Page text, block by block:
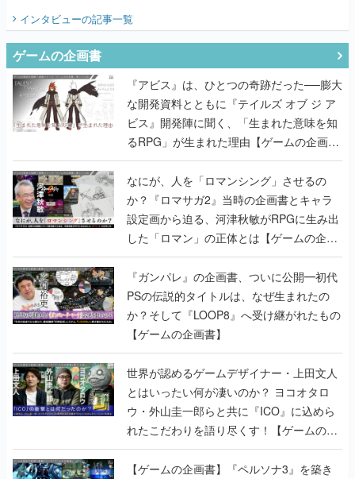
インタビューの記事一覧
ゲームの企画書
『アビス』は、ひとつの奇跡だった──膨大
な開発資料とともに『テイルズ オブ ジ ア
ビス』開発陣に聞く、「生まれた意味を知
るRPG」が生まれた理由【ゲームの企画
書】
なにが、人を「ロマンシング」させるの
か？『ロマサガ2』当時の企画書とキャラ
設定画から迫る、河津秋敏がRPGに生み出
した「ロマン」の正体とは【ゲームの企画
書】
『ガンパレ』の企画書、ついに公開━初代
PSの伝説的タイトルは、なぜ生まれたの
か？そして『LOOP8』へ受け継がれたもの
【ゲームの企画書】
世界が認めるゲームデザイナー・上田文人
とはいったい何が凄いのか？ ヨコオタロ
ウ・外山圭一郎らと共に『ICO』に込めら
れたこだわりを語り尽くす！【ゲームの企
画書】
【ゲームの企画書】『ペルソナ3』を築き